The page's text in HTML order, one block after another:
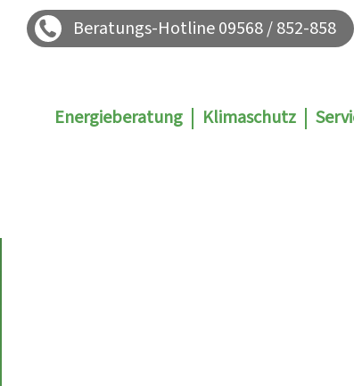
Beratungs-Hotline 09568 / 852-858
Energieberatung Klimaschutz